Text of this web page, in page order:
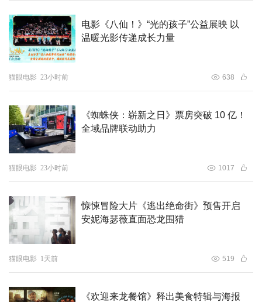
电影《八仙！》“光的孩子”公益展映 以
温暖光影传递成长力量
猫眼电影 23小时前 638
《蜘蛛侠：崭新之日》票房突破 10 亿！
全域品牌联动助力
猫眼电影 23小时前 1017
惊悚冒险大片《逃出绝命街》预售开启
安妮海瑟薇直面恐龙围猎
猫眼电影 1天前 519
《欢迎来龙餐馆》释出美食特辑与海报